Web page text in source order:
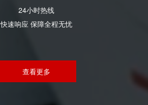
24小时热线
快速响应 保障全程无忧
查看更多